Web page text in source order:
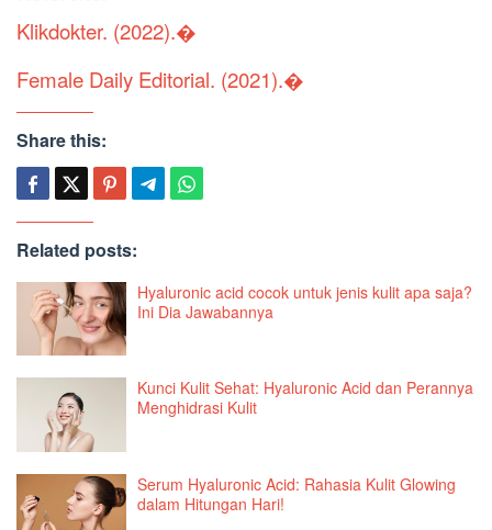
Klikdokter. (2022).�
Female Daily Editorial. (2021).�
Share this:
Related posts:
Hyaluronic acid cocok untuk jenis kulit apa saja?
Ini Dia Jawabannya
Kunci Kulit Sehat: Hyaluronic Acid dan Perannya
Menghidrasi Kulit
Serum Hyaluronic Acid: Rahasia Kulit Glowing
dalam Hitungan Hari!